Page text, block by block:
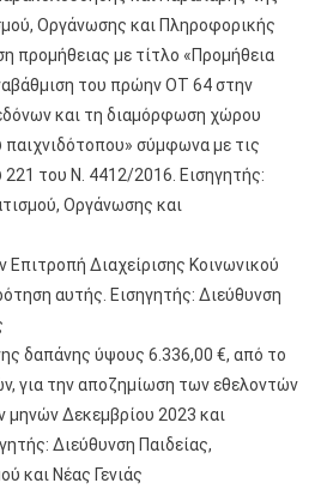
Οργάνωσης και Πληροφορικής
προμήθειας με τίτλο «Προμήθεια
του πρώην ΟΤ 64 στην
και τη διαμόρφωση χώρου
παιχνιδότοπου» σύμφωνα με τις
221 του Ν. 4412/2016. Εισηγητής:
Οργάνωσης και
Επιτροπή Διαχείρισης Κοινωνικού
αυτής. Εισηγητής: Διεύθυνση
δαπάνης ύψους 6.336,00 €, από το
για την αποζημίωση των εθελοντών
Δεκεμβρίου 2023 και
Διεύθυνση Παιδείας,
και Νέας Γενιάς